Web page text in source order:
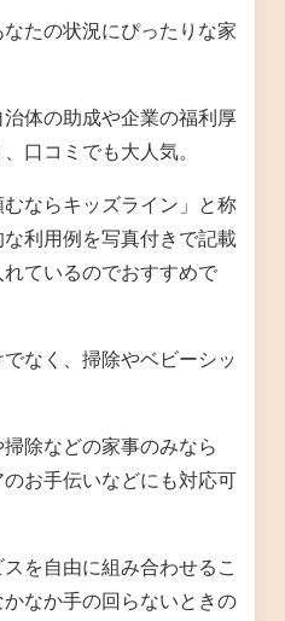
たの状況にぴったりな家
治体の助成や企業の福利厚
口コミでも大人気。
むならキッズライン」と称
利用例を写真付きで記載
ているのでおすすめで
なく、掃除やベビーシッ
除などの家事のみなら
お手伝いなどにも対応可
を自由に組み合わせるこ
なか手の回らないときの